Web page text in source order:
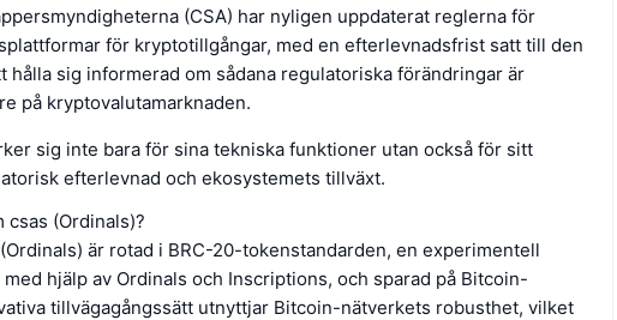
(CSA) har nyligen uppdaterat reglerna för
för kryptotillgångar, med en efterlevnadsfrist satt till den
hålla sig informerad om sådana regulatoriska förändringar är
på kryptovalutamarknaden.
sig inte bara för sina tekniska funktioner utan också för sitt
efterlevnad och ekosystemets tillväxt.
csas (Ordinals)?
är rotad i BRC-20-tokenstandarden, en experimentell
hjälp av Ordinals och Inscriptions, och sparad på Bitcoin-
tillvägagångssätt utnyttjar Bitcoin-nätverkets robusthet, vilket